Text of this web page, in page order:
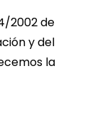
2002 de
y del
la